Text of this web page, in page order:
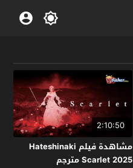
2:10:50
مشاهدة فيلم Hateshinaki
Scarlet 2025 مترجم